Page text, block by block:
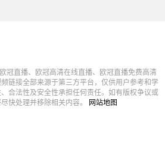
冠直播、欧冠高清在线直播、欧冠直播免费高清
链接全部来源于第三方平台，仅供用户参考和学
合法性及安全性承担任何责任。如有版权争议或
快处理并移除相关内容。
网站地图